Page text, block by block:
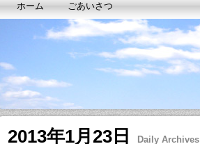
ホーム ごあいさつ
2013年1月23日 Daily Archives